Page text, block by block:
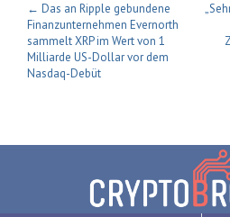
← Das an Ripple gebundene
Finanzunternehmen Evernorth
sammelt XRP im Wert von 1
Milliarde US-Dollar vor dem
Nasdaq-Debüt